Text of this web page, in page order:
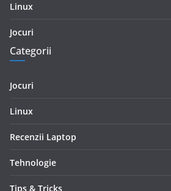
Linux
Jocuri
Categorii
Jocuri
Linux
Recenzii Laptop
Tehnologie
Tips & Tricks